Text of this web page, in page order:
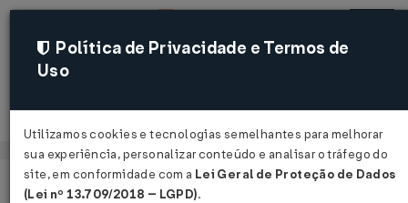
Acessar
Página Inicial Legislações
Política de Privacidade e Termos de
Uso
Utilizamos cookies e tecnologias semelhantes para melhorar
sua experiência, personalizar conteúdo e analisar o tráfego do
site, em conformidade com a Lei Geral de Proteção de Dados
(Lei nº 13.709/2018 – LGPD).